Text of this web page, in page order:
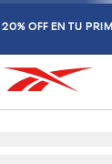
20% OFF EN TU